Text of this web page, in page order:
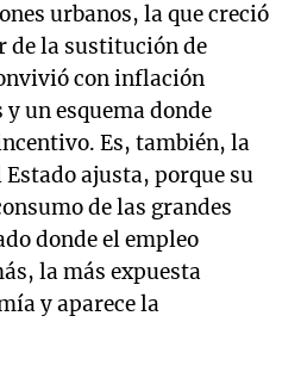
urbanos, la que creció
de la sustitución de
con inflación
un esquema donde
Es, también, la
ajusta, porque su
de las grandes
donde el empleo
la más expuesta
y aparece la